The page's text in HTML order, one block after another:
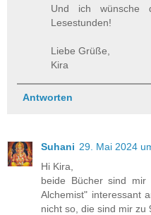
Und ich wünsche
Lesestunden!
Liebe Grüße,
Kira
Antworten
Suhani 29. Mai 2024
Hi Kira,
beide Bücher sind mir
Alchemist" interessant
nicht so, die sind mir zu